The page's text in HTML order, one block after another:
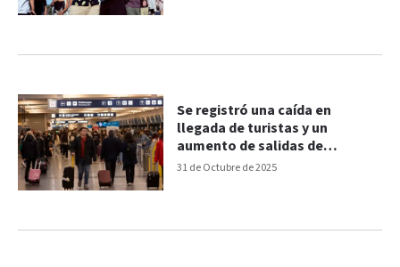
31 de Octubre de 2025
Se registró una caída en
llegada de turistas y un
aumento de salidas de
residentes: los porcentajes